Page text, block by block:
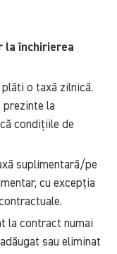
la închirierea
o taxă zilnică.
prezinte la
condițiile de
suplimentară/pe
cu excepția
la contract numai
sau eliminat